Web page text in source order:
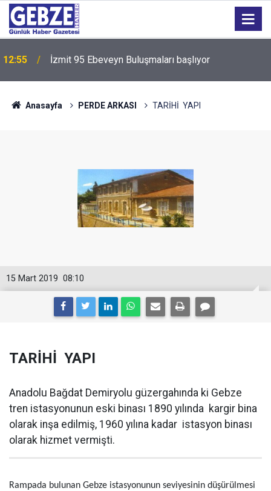
12:55 İzmit 95 Ebeveyn Buluşmaları başlıyor
Anasayfa PERDE ARKASI TARİHİ YAPI
08:10
15 Mart 2019
TARİHİ YAPI
Anadolu Bağdat Demiryolu güzergahında ki Gebze
tren istasyonunun eski binası 1890 yılında kargir bina
olarak inşa edilmiş, 1960 yılına kadar istasyon binası
olarak hizmet vermişti.
Rampada bulunan Gebze istasyonunun seviyesinin düşürülmesi